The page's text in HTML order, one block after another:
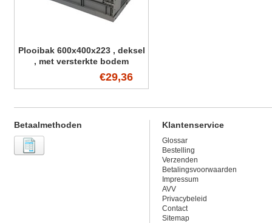
Plooibak 600x400x223 , deksel
, met versterkte bodem
€29,36
Betaalmethoden Klantenservice
Glossar
Bestelling
Verzenden
Betalingsvoorwaarden
Impressum
AVV
Privacybeleid
Contact
Sitemap